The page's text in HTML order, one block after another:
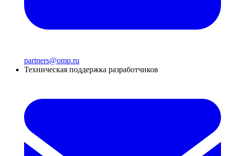
partners@omp.ru
Техническая поддержка разработчиков